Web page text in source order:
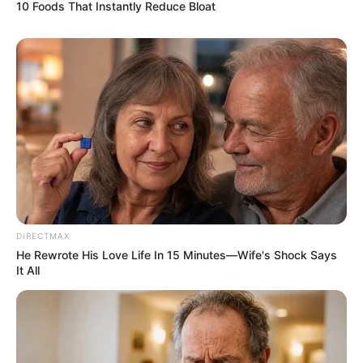
akan terasa berbeda. Tidak seperti yang pertama kita rasakan.” –
Koala Kumal
Baca juga:
30 Kata Penyemangat Bung Karno yang Paling
Terkenal
10 Foods That Instantly Reduce Bloat
DIRECTMAX
He Rewrote His Love Life In 15 Minutes—Wife's Shock Says
It All